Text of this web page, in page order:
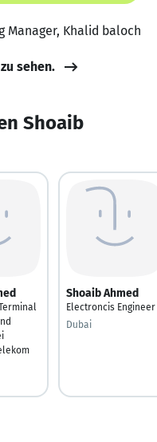
Khalid baloch
sehen.
Shoaib
Shoaib Ahmed
Electroncis Engineer
Dubai